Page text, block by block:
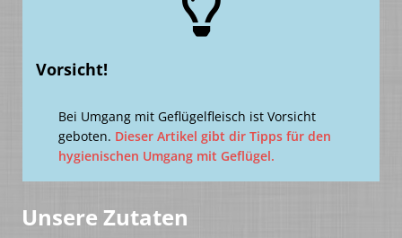
Vorsicht!
Bei Umgang mit Geflügelfleisch ist Vorsicht
geboten. Dieser Artikel gibt dir Tipps für den
hygienischen Umgang mit Geflügel.
Unsere Zutaten